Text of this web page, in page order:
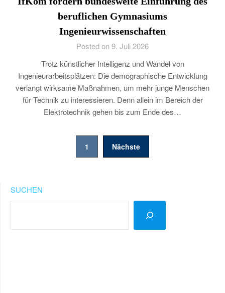
beruflichen Gymnasiums
Ingenieurwissenschaften
Posted on 9. Juli 2026
Trotz künstlicher Intelligenz und Wandel von
Ingenieurarbeitsplätzen: Die demographische Entwicklung
verlangt wirksame Maßnahmen, um mehr junge Menschen
für Technik zu interessieren. Denn allein im Bereich der
Elektrotechnik gehen bis zum Ende des…
Seitennummerierung
1 Nächste
SUCHEN